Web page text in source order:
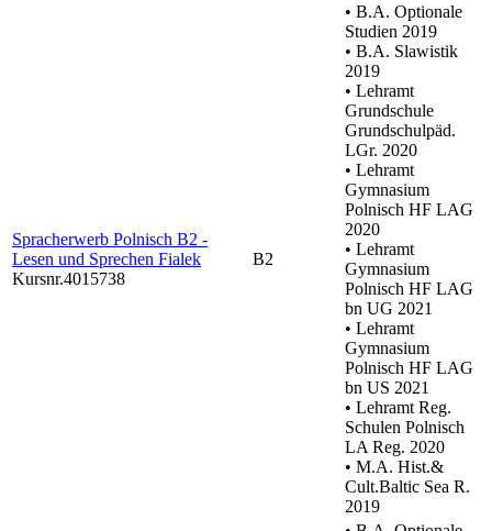
Spracherwerb Polnisch B2 -
Lesen und Sprechen Fialek
Kursnr.4015738
B2
• B.A. Optionale
Studien 2019
• B.A. Slawistik
2019
• Lehramt
Grundschule
Grundschulpäd.
LGr. 2020
• Lehramt
Gymnasium
Polnisch HF LAG
2020
• Lehramt
Gymnasium
Polnisch HF LAG
bn UG 2021
• Lehramt
Gymnasium
Polnisch HF LAG
bn US 2021
• Lehramt Reg.
Schulen Polnisch
LA Reg. 2020
• M.A. Hist.&
Cult.Baltic Sea R.
2019